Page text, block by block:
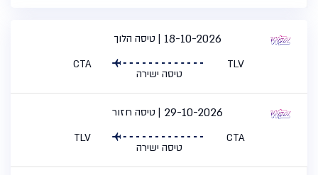
טיסה הלוך 18-10-2026
TLV
טיסה ישירה
CTA
טיסה חזור 29-10-2026
CTA
טיסה ישירה
TLV